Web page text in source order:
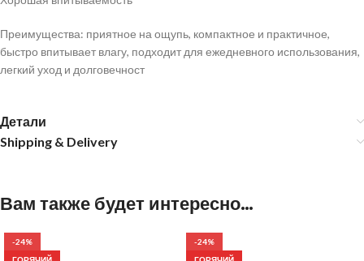
Преимущества: приятное на ощупь, компактное и практичное,
быстро впитывает влагу, подходит для ежедневного использования,
легкий уход и долговечност
Детали
Shipping & Delivery
Вам также будет интересно…
-24%
-24%